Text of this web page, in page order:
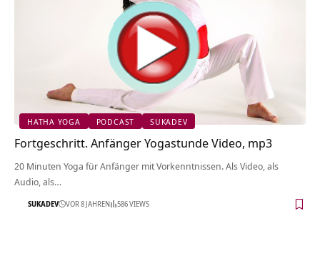
HATHA YOGA PODCAST SUKADEV
Fortgeschritt. Anfänger Yogastunde Video, mp3
20 Minuten Yoga für Anfänger mit Vorkenntnissen. Als Video, als
Audio, als…
SUKADEV VOR 8 JAHREN 586 VIEWS